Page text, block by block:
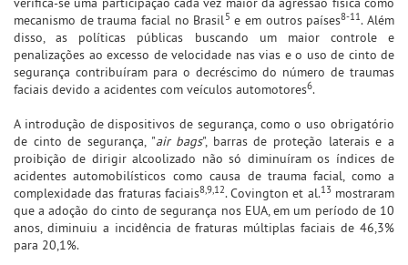
mecanismo de trauma facial no Brasil5 e em outros países8-11. Além
disso, as políticas públicas buscando um maior controle e
penalizações ao excesso de velocidade nas vias e o uso de cinto de
segurança contribuíram para o decréscimo do número de traumas
faciais devido a acidentes com veículos automotores6.
A introdução de dispositivos de segurança, como o uso obrigatório
de cinto de segurança, "air bags", barras de proteção laterais e a
proibição de dirigir alcoolizado não só diminuíram os índices de
acidentes automobilísticos como causa de trauma facial, como a
complexidade das fraturas faciais8,9,12. Covington et al.13mostraram
que a adoção do cinto de segurança nos EUA, em um período de 10
anos, diminuiu a incidência de fraturas múltiplas faciais de 46,3%
para 20,1%.